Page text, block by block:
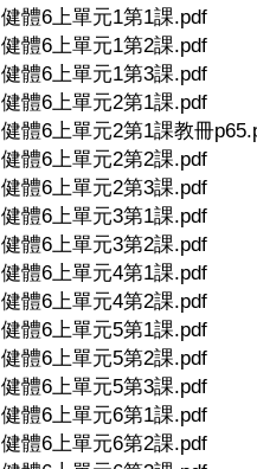
健體6上單元1第1課.pdf
健體6上單元1第2課.pdf
健體6上單元1第3課.pdf
健體6上單元2第1課.pdf
健體6上單元2第1課教冊
健體6上單元2第2課.pdf
健體6上單元2第3課.pdf
健體6上單元3第1課.pdf
健體6上單元3第2課.pdf
健體6上單元4第1課.pdf
健體6上單元4第2課.pdf
健體6上單元5第1課.pdf
健體6上單元5第2課.pdf
健體6上單元5第3課.pdf
健體6上單元6第1課.pdf
健體6上單元6第2課.pdf